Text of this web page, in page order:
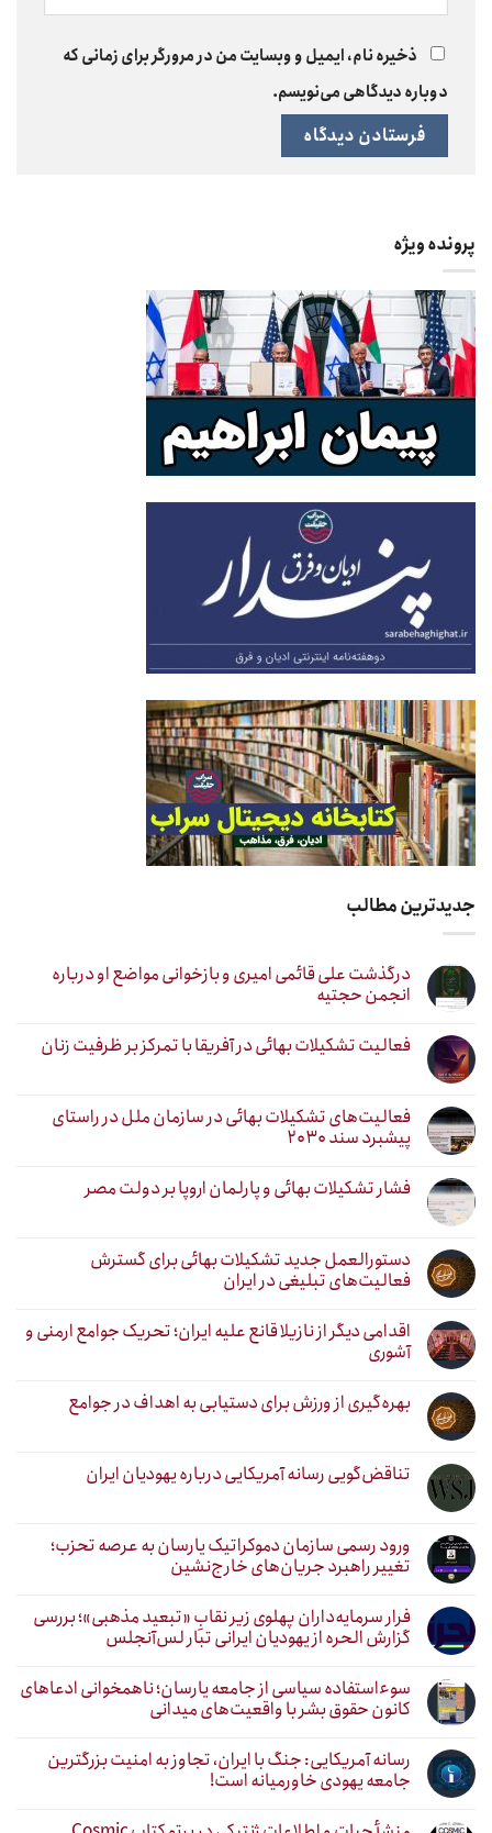
ذخیره نام، ایمیل و وبسایت من در مرورگر برای زمانی که
دوباره دیدگاهی می‌نویسم.
پرونده ویژه
جدیدترین مطالب
درگذشت علی قائمی امیری و بازخوانی مواضع او درباره
انجمن حجتیه
فعالیت تشکیلات بهائی در آفریقا با تمرکز بر ظرفیت زنان
فعالیت‌های تشکیلات بهائی در سازمان ملل در راستای
پیشبرد سند ۲۰۳۰
فشار تشکیلات بهائی و پارلمان اروپا بر دولت مصر
دستورالعمل جدید تشکیلات بهائی برای گسترش
فعالیت‌های تبلیغی در ایران
اقدامی دیگر از نازیلا قانع علیه ایران؛ تحریک جوامع ارمنی و
آشوری
بهره‌گیری از ورزش برای دستیابی به اهداف در جوامع
تناقض‌گویی رسانه آمریکایی درباره یهودیان ایران
ورود رسمی سازمان دموکراتیک یارسان به عرصه تحزب؛
تغییر راهبرد جریان‌های خارج‌نشین
فرار سرمایه‌داران پهلوی زیر نقابِ «تبعید مذهبی»؛ بررسی
گزارش الحره از یهودیان ایرانی تبار لس‌آنجلس
سوءاستفاده سیاسی از جامعه یارسان؛ ناهمخوانی ادعاهای
کانون حقوق بشر با واقعیت‌های میدانی
رسانه آمریکایی: جنگ با ایران، تجاوز به امنیت بزرگترین
جامعه یهودی خاورمیانه است!